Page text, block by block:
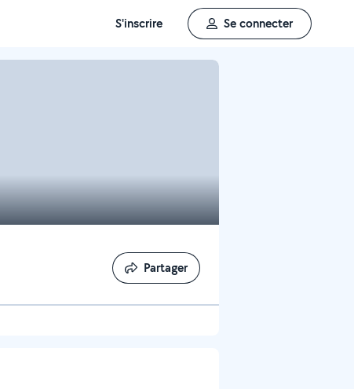
S'inscrire Se connecter
Partager
Partager